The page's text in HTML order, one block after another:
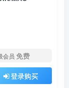
会员 免费
登录购买